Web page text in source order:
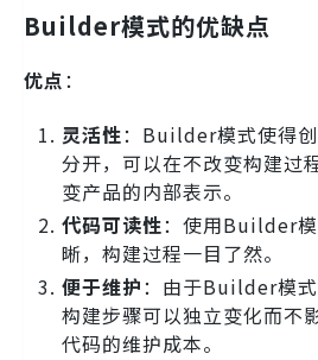
Builder模式的优缺点
优点：
灵活性：Builder模式使得
分开，可以在不改变构建过
变产品的内部表示。
代码可读性：使用Builder
晰，构建过程一目了然。
便于维护：由于Builder模
构建步骤可以独立变化而不
代码的维护成本。